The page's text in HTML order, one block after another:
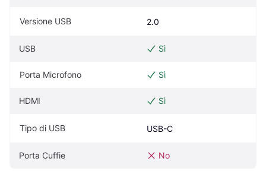
Versione USB 2.0
USB Sì
Porta Microfono Sì
HDMI Sì
Tipo di USB USB-C
Porta Cuffie No